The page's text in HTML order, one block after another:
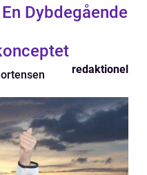
Dybdegående
redaktionel